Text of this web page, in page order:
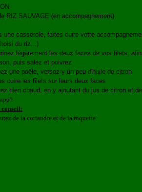
RIZ SAUVAGE (en accompagnement)
une casserole, faites cuire votre
du riz...)
légèrement les deux faces de vos filets,
puis salez et poivrez
une poêle, versez-y un peu d'huile de citron
cuire les filets sur leurs deux faces
bien chaud, en y ajoutant du jus de citron et
conseil:
de la coriandre et de la roquette